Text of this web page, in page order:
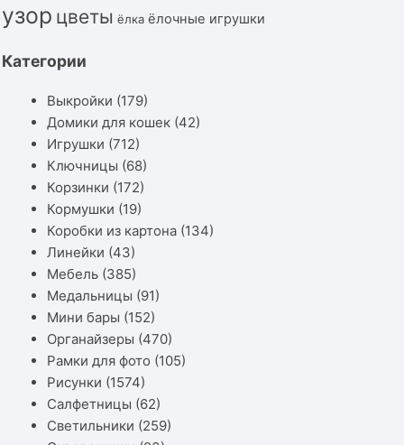
узор цветы ёлка ёлочные игрушки
Категории
Выкройки (179)
Домики для кошек (42)
Игрушки (712)
Ключницы (68)
Корзинки (172)
Кормушки (19)
Коробки из картона (134)
Линейки (43)
Мебель (385)
Медальницы (91)
Мини бары (152)
Органайзеры (470)
Рамки для фото (105)
Рисунки (1574)
Салфетницы (62)
Светильники (259)